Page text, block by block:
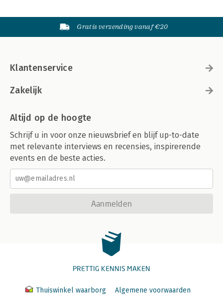
Gratis verzending vanaf €20
Klantenservice
Zakelijk
Altijd op de hoogte
Schrijf u in voor onze nieuwsbrief en blijf up-to-date
met relevante interviews en recensies, inspirerende
events en de beste acties.
Aanmelden
PRETTIG KENNIS MAKEN
Thuiswinkel waarborg Algemene voorwaarden